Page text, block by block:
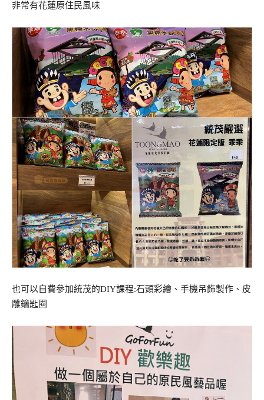
非常有花蓮原住民風味
也可以自費參加統茂的DIY課程:石頭彩繪、手機吊飾製作、皮
雕鑰匙圈